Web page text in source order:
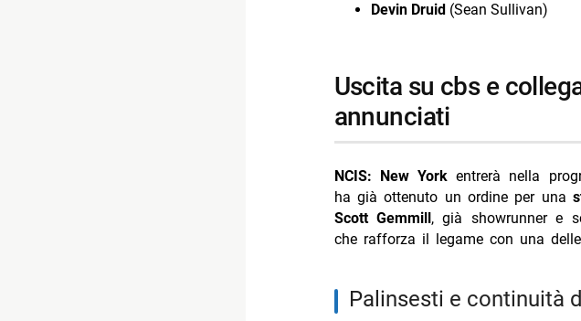
Devin Druid(Sean Sullivan)
uscita su cbs e collegamenti con i progetti ncis già
annunciati
NCIS: New Yorkentrerà nella
ha già ottenuto un ordine per una
Scott Gemmill, già showrunner e
che rafforza il legame con una
palinsesti e continuità